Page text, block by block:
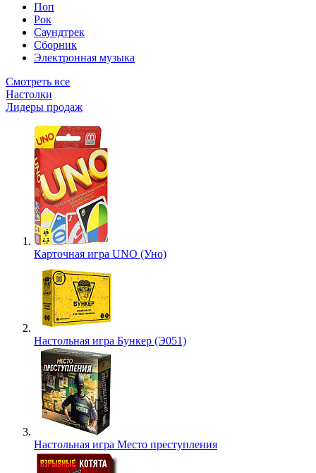
Поп
Рок
Саундтрек
Сборник
Электронная музыка
Смотреть все
Настолки
Лидеры продаж
Карточная игра UNO (Уно)
Настольная игра Бункер (Э051)
Настольная игра Место преступления